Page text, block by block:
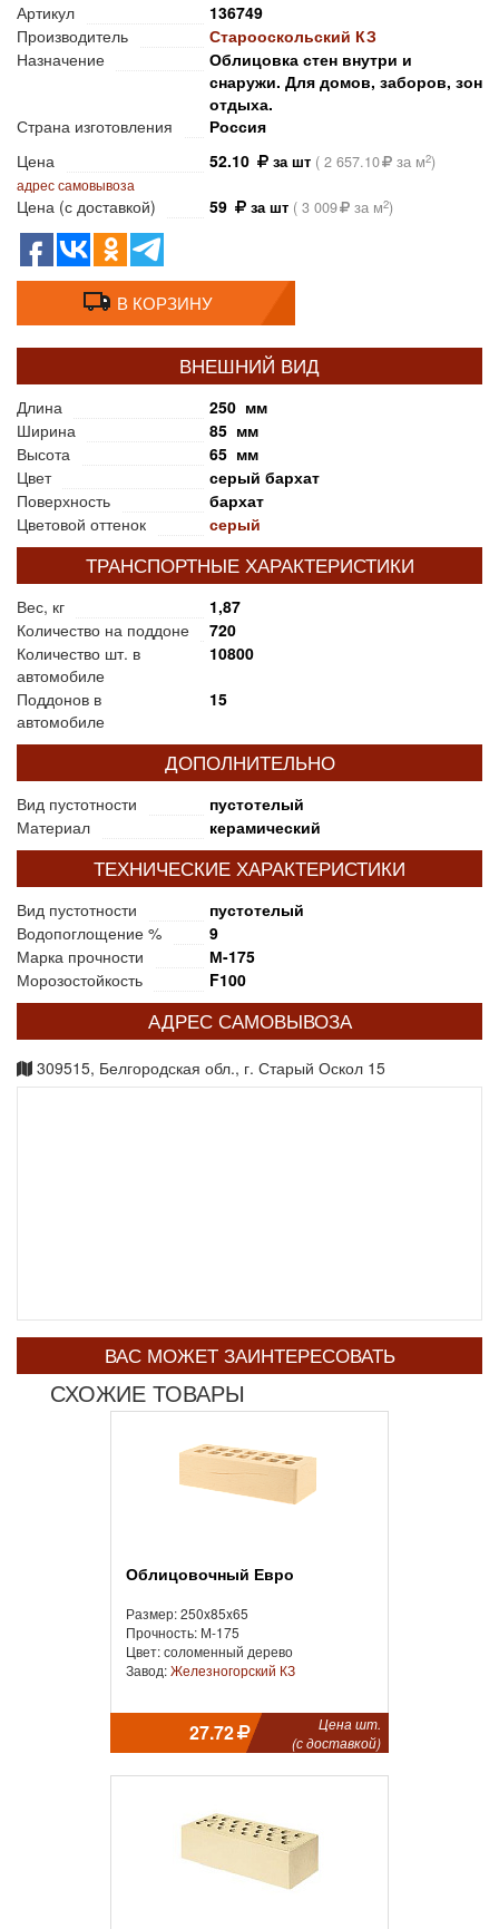
Артикул
136749
Производитель
Старооскольский КЗ
Назначение
Облицовка стен внутри и
снаружи. Для домов, заборов, зон
отдыха.
Страна изготовления
Россия
Цена
52.10 за шт ( 2 657.10 за м2)
адрес самовывоза
Цена (с доставкой) 59 за шт ( 3 009 за м2)
В КОРЗИНУ
ВНЕШНИЙ ВИД
Длина
250 мм
Ширина
85 мм
Высота
65 мм
Цвет
серый бархат
Поверхность
бархат
Цветовой оттенок
серый
ТРАНСПОРТНЫЕ ХАРАКТЕРИСТИКИ
Вес, кг
1,87
Количество на поддоне
720
Количество шт. в
автомобиле
10800
Поддонов в
автомобиле
15
ДОПОЛНИТЕЛЬНО
Вид пустотности
пустотелый
Материал
керамический
ТЕХНИЧЕСКИЕ ХАРАКТЕРИСТИКИ
Вид пустотности
пустотелый
Водопоглощение %
9
Марка прочности
М-175
Морозостойкость
F100
АДРЕС САМОВЫВОЗА
309515, Белгородская обл., г. Старый Оскол 15
ВАС МОЖЕТ ЗАИНТЕРЕСОВАТЬ
СХОЖИЕ ТОВАРЫ
Облицовочный Евро
Размер: 250x85x65
Прочность: М-175
Цвет: соломенный дерево
Завод:Железногорский КЗ
27.72
Цена шт.
(с доставкой)